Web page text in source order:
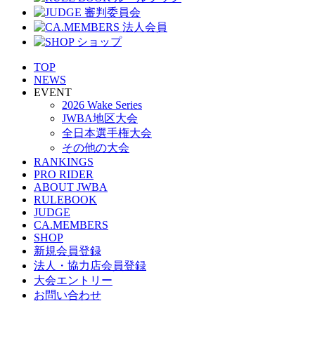
TOP
NEWS
EVENT
2026 Wake Series
JWBA地区大会
全日本選手権大会
その他の大会
RANKINGS
PRO RIDER
ABOUT JWBA
RULEBOOK
JUDGE
CA.MEMBERS
SHOP
新規会員登録
法人・協力店会員登録
大会エントリー
お問い合わせ